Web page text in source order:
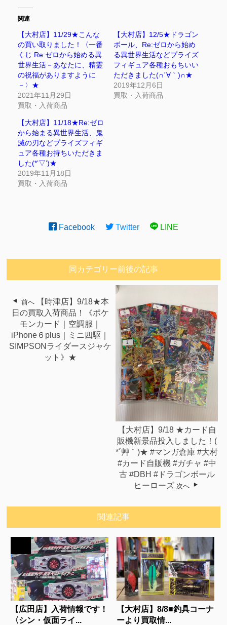
関連
【大村店】11/29★こんな
の買い取りました！〈一番
くじ Re:ゼロから始める異
世界生活－あなたに、精霊
の祝福がありますように
－〉★
2021年11月29日
買取・入荷商品
【大村店】12/5★ドラゴン
ボール、Re:ゼロから始め
る異世界生活などプライズ
フィギュア各種おもちいい
ただきました(∩´∀｀)∩★
2019年12月6日
買取・入荷商品
【大村店】11/18★Re:ゼロ
から始まる異世界生活、鬼
滅の刃などプライズフィギ
ュア各種お持ちいただきま
した(*’▽’)★
2019年11月18日
買取・入荷商品
Facebook Twitter LINE
同カテゴリー前後の記事
前へ
【時津店】9/18★本
日の買取入荷商品！《ポケ
モンカード｜空調服｜
iPhone６plus｜ミニ四駆｜
SIMPSONライダースジャケ
ット》★
【大村店】9/18 ★カード自
販機新景品投入しました！(
*´艸｀)★ #マンガ倉庫 #大村
#カード自販機 #ガチャ #中
古 #DBH #ドラゴンボール
ヒーローズ 次へ
関連記事
【広田店】入荷情報です！
〈シン・仮面ライ...
【大村店】8/8■釣具コーナ
ーより買取情...